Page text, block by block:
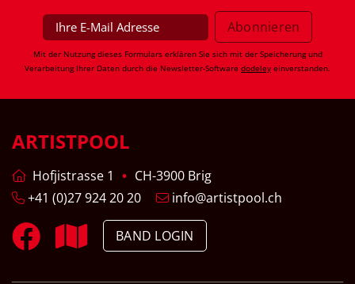
Mit der Nutzung dieses Formulars erklären Sie sich mit der Speicherung und
Verarbeitung Ihrer Daten durch die Newsletter-Software dodeley einverstanden.
ARTISTPOOL
Hofjistrasse 1
CH-3900 Brig
+41 (0)27 924 20 20
info@artistpool.ch
BAND LOGIN